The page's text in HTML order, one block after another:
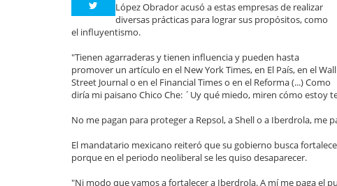
López Obrador acusó a estas empresas de realizar
diversas prácticas para lograr sus propósitos, como
el influyentismo.
"Tienen agarraderas y tienen influencia y pueden hasta
promover un artículo en el New York Times, en El País, en el Wall
Street Journal o en el Financial Times o en el Reforma (...) Como
diría mi paisano Chico Che: ´Uy qué miedo, miren cómo estoy
No me pagan para proteger a Repsol, a Shell o a Iberdrola, me
El mandatario mexicano reiteró que su gobierno busca
porque en el periodo neoliberal se les quiso desaparecer.
"Ni modo que vamos a fortalecer a Iberdrola. A mí me paga el